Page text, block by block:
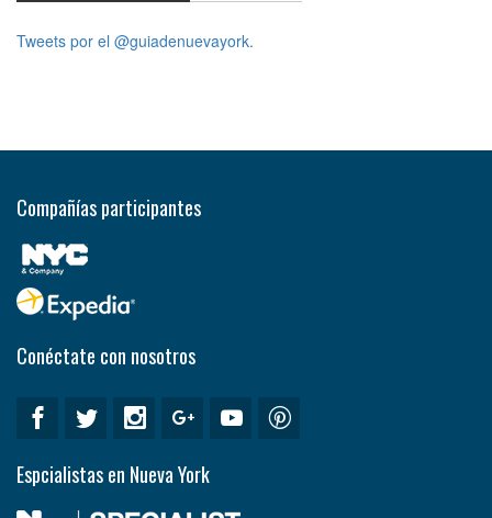
Tweets por el @guiadenuevayork.
Compañías participantes
Conéctate con nosotros
Espcialistas en Nueva York